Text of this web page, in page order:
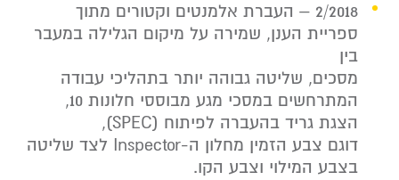
2/2018 – העברת אלמנטים וקטורים מתוך
ספריית הענן, שמירה על מיקום הגלילה במעבר
בין
מסכים, שליטה גבוהה יותר בתהליכי עבודה
המתרחשים במסכי מגע מבוססי חלונות 10,
הצגת גריד בהעברה לפיתוח (SPEC),
דוגם צבע הזמין מחלון ה-Inspector לצד שליטה
בצבע המילוי וצבע הקו.